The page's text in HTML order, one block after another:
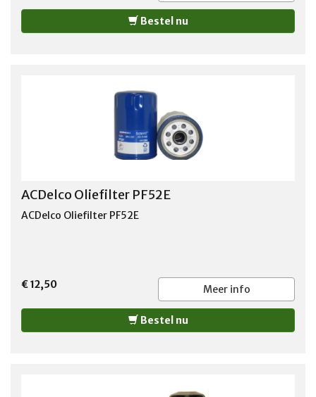
Bestel nu
ACDelco Oliefilter PF52E
ACDelco Oliefilter PF52E
€ 12,50 Meer info
Bestel nu